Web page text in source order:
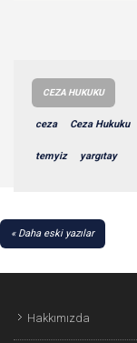
CEZA HUKUKU
ceza Ceza Hukuku
temyiz yargıtay
YAZI
Daha eski yazılar
Hakkımızda